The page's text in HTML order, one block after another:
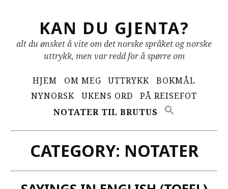
content KAN DU GJENTA?
alt du ønsket å vite om det norske språket og norske
uttrykk, men var redd for å spørre om
Primary
Menu
HJEM OM MEG UTTRYKK
BOKMÅL
NYNORSK
UKENS ORD
PÅ REISEFOT
NOTATER TIL BRUTUS
CATEGORY: NOTATER